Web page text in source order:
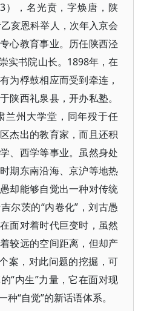
，名光贲，字焕唐，陕
亥恩科举人，次年入京会
心教育事业。历任陕西泾
实书院山长。1898年，在
为桴鼓相应而受到牵连，
陕西礼泉县，开办私塾。
兰州大学堂，同年殁于任
杰出的教育家，而且还积
、西学等事业。虽然身处
期东南沿海、京沪等地热
却能够自觉出一种对传统
尔茨的“内卷化”，刘古愚
面对着时代巨变时，虽然
较远的空间距离，但却产
案，对此问题的挖掘，可
“内生”力量，它在面对现
“自觉”的新话语体系。